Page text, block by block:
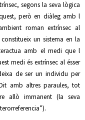
segons la seva lògica
però en diàleg amb l
roman extrínsec al
un sistema en la
amb el medi que l
medi és extrínsec al ésser
de ser un individu per
amb altres paraules, tot
allò immanent (la seva